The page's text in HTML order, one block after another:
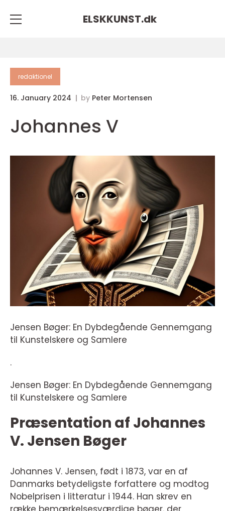
ELSKKUNST.dk
redaktionel
16. January 2024 by Peter Mortensen
Johannes V
Jensen Bøger: En Dybdegående Gennemgang
til Kunstelskere og Samlere
.
Jensen Bøger: En Dybdegående Gennemgang
til Kunstelskere og Samlere
Præsentation af Johannes
V. Jensen Bøger
Johannes V. Jensen, født i 1873, var en af
Danmarks betydeligste forfattere og modtog
Nobelprisen i litteratur i 1944. Han skrev en